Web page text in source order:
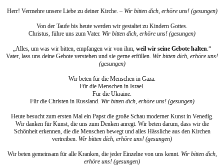
Herr! Vermehre unsere Liebe zu deiner Kirche. – Wir bitten dich, erhöre uns! (gesungen)
Von der Taufe bis heute werden wir gestaltet zu Kindern Gottes.
Christus, führe uns zum Vater. Wir bitten dich, erhöre uns! (gesungen)
„Alles, um was wir bitten, empfangen wir von ihm, weil wir seine Gebote halten .“
Vater, lass uns deine Gebote verstehen und sie gerne erfüllen. Wir bitten dich, erhöre uns!
(gesungen)
Wir beten für die Menschen in Gaza.
Für die Menschen in Israel.
Für die Ukraine.
Für die Christen in Russland. Wir bitten dich, erhöre uns! (gesungen)
Heute besucht zum ersten Mal ein Papst die große Schau moderner Kunst in Venedig.
Wir danken für Kunst, die uns zum Denken anregt. Wir beten darum, dass wir die
Schönheit erkennen, die die Menschen bewegt und alles Hässliche aus den Kirchen
vertreiben. Wir bitten dich, erhöre uns! (gesungen)
Wir beten gemeinsam für alle Kranken, die jeder Einzelne von uns kennt. Wir bitten dich,
erhöre uns! (gesungen)